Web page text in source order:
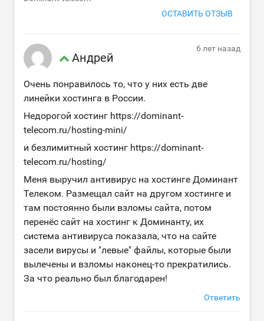
ОСТАВИТЬ ОТЗЫВ
Андрей
6 лет назад
Очень понравилось то, что у них есть две
линейки хостинга в России.
Недорогой хостинг https://dominant-
telecom.ru/hosting-mini/
и безлимитный хостинг https://dominant-
telecom.ru/hosting/
Меня выручил антивирус на хостинге Доминант
Телеком. Размещал сайт на другом хостинге и
там постоянно были взломы сайта, потом
перенёс сайт на хостинг к Доминанту, их
система антивируса показала, что на сайте
засели вирусы и "левые" файлы, которые были
вылечены и взломы наконец-то прекратились.
За что реально был благодарен!
Ответить